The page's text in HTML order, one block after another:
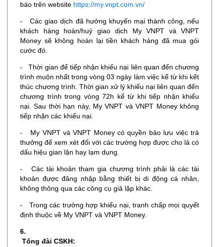
báo trên website https://my.vnpt.com.vn/
- Các giao dịch đã hưởng khuyến mại thành công, nếu
khách hàng hoàn/huỷ giao dịch My VNPT và VNPT
Money sẽ không hoàn lại tiền khách hàng đã mua gói
cước đó.
- Thời gian để tiếp nhận khiếu nại liên quan đến chương
trình muộn nhất trong vòng 03 ngày làm việc kể từ khi kết
thúc chương trình. Thời gian xử lý khiếu nại liên quan đến
chương trình trong vòng 72h kể từ khi tiếp nhận khiếu
nại. Sau thời hạn này, My VNPT và VNPT Money không
tiếp nhận các khiếu nại.
- My VNPT và VNPT Money có quyền bảo lưu việc trả
thưởng để xem xét đối với các trường hợp được cho là có
dấu hiệu gian lận hay lạm dụng.
- Các tài khoản tham gia chương trình phải là các tài
khoản được đăng nhập bằng thiết bị di động cá nhân,
không thông qua các công cụ giả lập khác.
- Trong các trường hợp khiếu nại, tranh chấp mọi quyết
định thuộc về My VNPT và VNPT Money.
6.
Tổng đài CSKH: